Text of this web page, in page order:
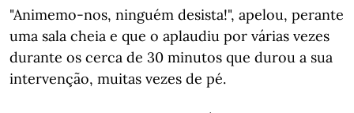
"Animemo-nos, ninguém desista!", apelou, perante
uma sala cheia e que o aplaudiu por várias vezes
durante os cerca de 30 minutos que durou a sua
intervenção, muitas vezes de pé.